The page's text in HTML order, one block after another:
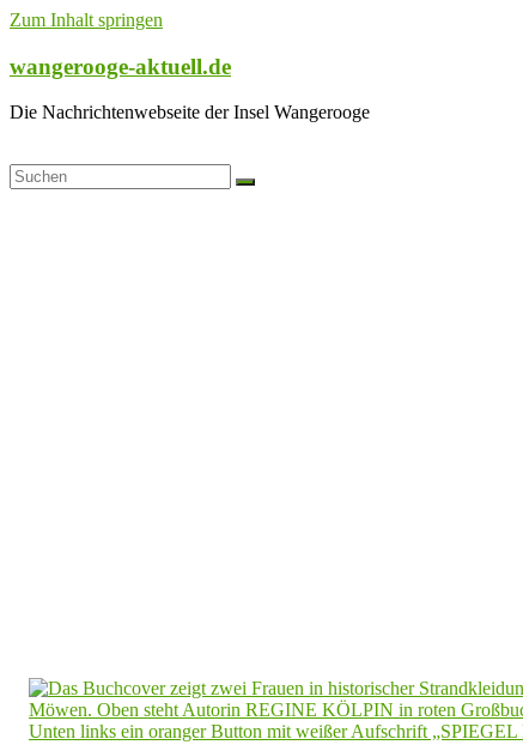
Zum Inhalt springen
wangerooge-aktuell.de
Die Nachrichtenwebseite der Insel Wangerooge